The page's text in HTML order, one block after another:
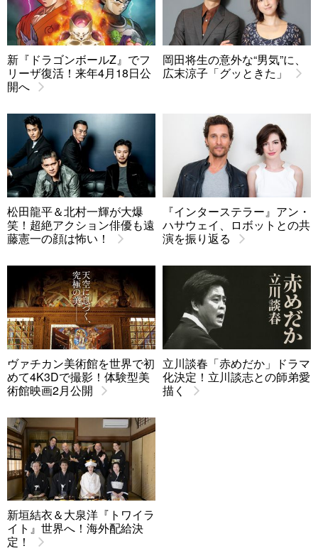
新『ドラゴンボールZ』でフ
リーザ復活！来年4月18日公
開へ
岡田将生の意外な“男気”に、
広末涼子「グッときた」
松田龍平＆北村一輝が大爆
笑！超絶アクション俳優も遠
藤憲一の顔は怖い！
『インターステラー』アン・
ハサウェイ、ロボットとの共
演を振り返る
ヴァチカン美術館を世界で初
めて4K3Dで撮影！体験型美
術館映画2月公開
立川談春「赤めだか」ドラマ
化決定！立川談志との師弟愛
描く
新垣結衣＆大泉洋『トワイラ
イト』世界へ！海外配給決
定！